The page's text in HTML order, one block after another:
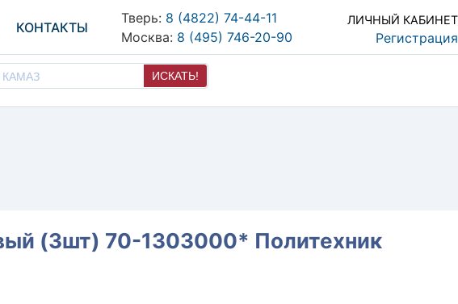
КОНТАКТЫ
Тверь: 8 (4822) 74-44-11
Москва: 8 (495) 746-20-90
ЛИЧНЫЙ КАБИНЕТ
Регистрация
ИСКАТЬ!
(3шт) 70-1303000* Политехник